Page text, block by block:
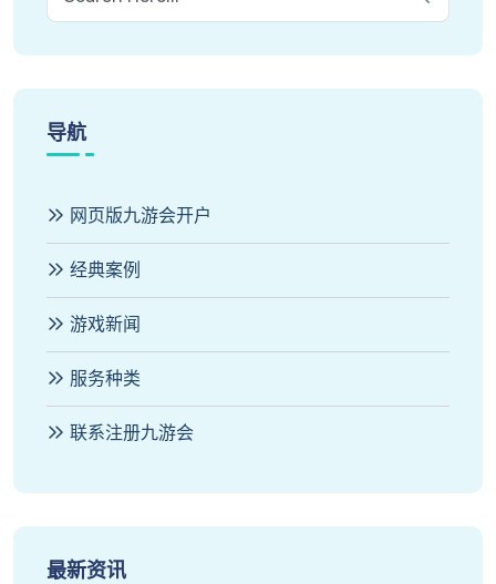
导航
网页版九游会开户
经典案例
游戏新闻
服务种类
联系注册九游会
最新资讯